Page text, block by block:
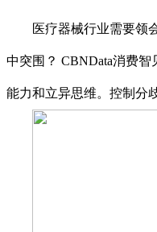
医疗器械行业需要领会
中突围？ CBNData消费
能力和立异思维。控制分